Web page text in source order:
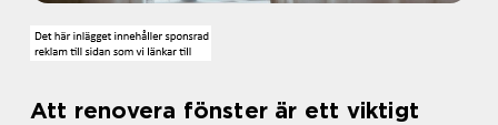
Att renovera fönster är ett viktigt